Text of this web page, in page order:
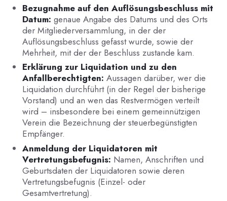
Bezugnahme auf den Auflösungsbeschluss mit
Datum: genaue Angabe des Datums und des Orts
der Mitgliederversammlung, in der der
Auflösungsbeschluss gefasst wurde, sowie der
Mehrheit, mit der der Beschluss zustande kam.
Erklärung zur Liquidation und zu den
Anfallberechtigten: Aussagen darüber, wer die
Liquidation durchführt (in der Regel der bisherige
Vorstand) und an wen das Restvermögen verteilt
wird – insbesondere bei einem gemeinnützigen
Verein die Bezeichnung der steuerbegünstigten
Empfänger.
Anmeldung der Liquidatoren mit
Vertretungsbefugnis: Namen, Anschriften und
Geburtsdaten der Liquidatoren sowie deren
Vertretungsbefugnis (Einzel- oder
Gesamtvertretung).